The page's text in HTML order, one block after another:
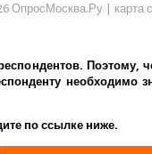
ОпросМосква.Ру карта
необходимо
по ссылке ниже.